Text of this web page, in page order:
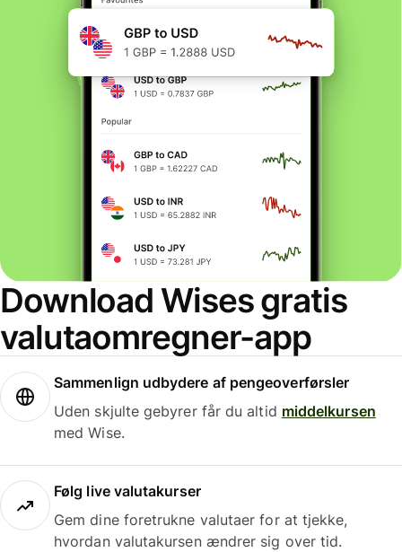
Download Wises gratis
valutaomregner-app
Sammenlign udbydere af pengeoverførsler
Uden skjulte gebyrer får du altid middelkursen
med Wise.
Følg live valutakurser
Gem dine foretrukne valutaer for at tjekke,
hvordan valutakursen ændrer sig over tid.